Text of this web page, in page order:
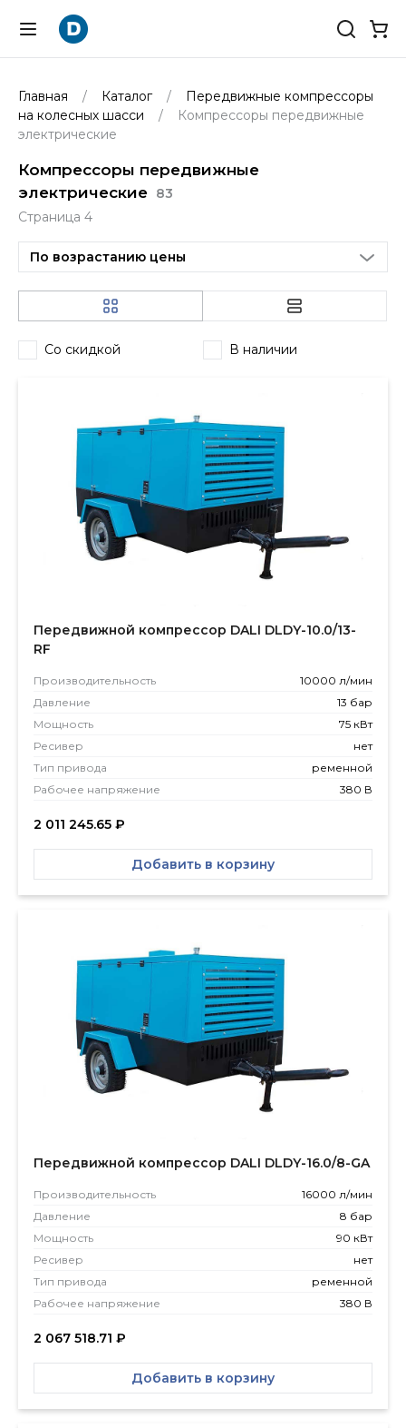
Главная Каталог
Передвижные компрессоры
на колесных шасси
Компрессоры передвижные
электрические
Компрессоры передвижные
электрические 83
Страница 4
По возрастанию цены
Со скидкой В наличии
Передвижной компрессор DALI DLDY-10.0/13-
RF
Производитель­ность
10000 л/мин
Давление
13 бар
Мощность
75 кВт
Ресивер
нет
Тип привода
ременной
Рабочее напряжение
380 В
2 011 245.65 ₽
Добавить в корзину
Передвижной компрессор DALI DLDY-16.0/8-GA
Производитель­ность
16000 л/мин
Давление
8 бар
Мощность
90 кВт
Ресивер
нет
Тип привода
ременной
Рабочее напряжение
380 В
2 067 518.71 ₽
Добавить в корзину